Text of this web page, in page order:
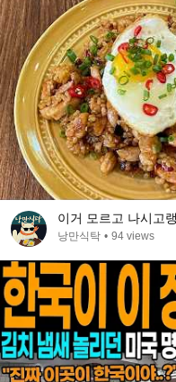
이거 모르고 나시고
낭만식탁 • 94 views